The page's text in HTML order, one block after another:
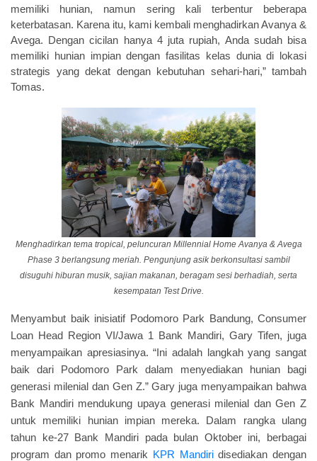
memiliki hunian, namun sering kali terbentur beberapa
keterbatasan. Karena itu, kami kembali menghadirkan Avanya &
Avega. Dengan cicilan hanya 4 juta rupiah, Anda sudah bisa
memiliki hunian impian dengan fasilitas kelas dunia di lokasi
strategis yang dekat dengan kebutuhan sehari-hari,” tambah
Tomas.
Menghadirkan tema tropical, peluncuran Millennial Home Avanya & Avega
Phase 3 berlangsung meriah. Pengunjung asik berkonsultasi sambil
disuguhi hiburan musik, sajian makanan, beragam sesi berhadiah, serta
kesempatan Test Drive.
Menyambut baik inisiatif Podomoro Park Bandung, Consumer
Loan Head Region VI/Jawa 1 Bank Mandiri, Gary Tifen, juga
menyampaikan apresiasinya. “Ini adalah langkah yang sangat
baik dari Podomoro Park dalam menyediakan hunian bagi
generasi milenial dan Gen Z.” Gary juga menyampaikan bahwa
Bank Mandiri mendukung upaya generasi milenial dan Gen Z
untuk memiliki hunian impian mereka. Dalam rangka ulang
tahun ke-27 Bank Mandiri pada bulan Oktober ini, berbagai
program dan promo menarik
KPR Mandiri disediakan dengan